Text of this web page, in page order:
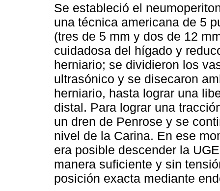
Se estableció el
una técnica americana de 5
(tres de 5 mm y dos de 12
cuidadosa del hígado y
herniario; se dividieron los
ultrasónico y se disecaron
herniario, hasta lograr una
distal. Para lograr una
un dren de Penrose y se
nivel de la Carina. En ese
era posible descender la
manera suficiente y sin
posición exacta mediante